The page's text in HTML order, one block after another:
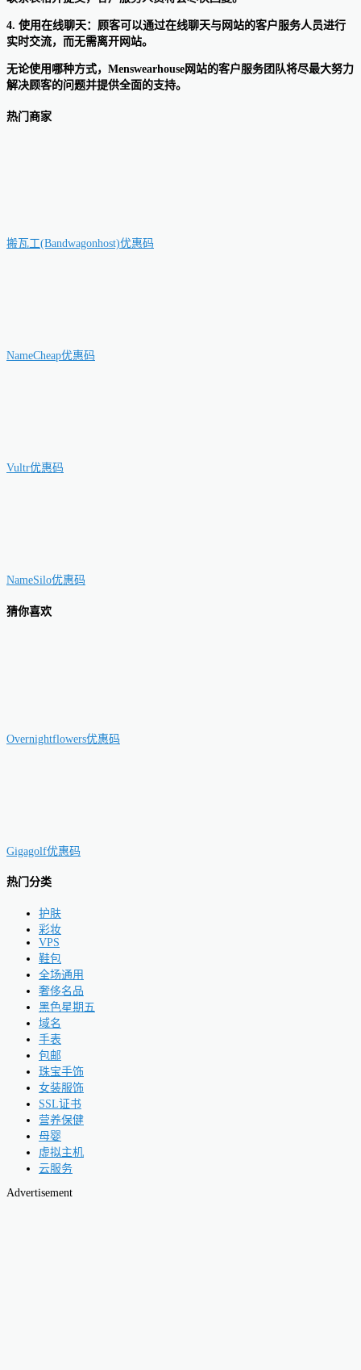
4. 使用在线聊天：顾客可以通过在线聊天与网站的客户服务人员进行
实时交流，而无需离开网站。
无论使用哪种方式，Menswearhouse网站的客户服务团队将尽最大努力
解决顾客的问题并提供全面的支持。
热门商家
搬瓦工(Bandwagonhost)优惠码
NameCheap优惠码
Vultr优惠码
NameSilo优惠码
猜你喜欢
Overnightflowers优惠码
Gigagolf优惠码
热门分类
护肤
彩妆
VPS
鞋包
全场通用
奢侈名品
黑色星期五
域名
手表
包邮
珠宝手饰
女装服饰
SSL证书
营养保健
母婴
虚拟主机
云服务
Advertisement